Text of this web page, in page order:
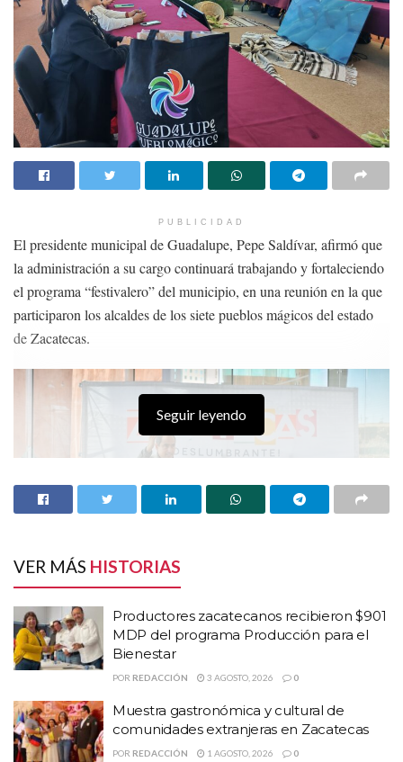
PUBLICIDAD
El presidente municipal de Guadalupe, Pepe Saldívar, afirmó que
la administración a su cargo continuará trabajando y fortaleciendo
el programa “festivalero” del municipio, en una reunión en la que
participaron los alcaldes de los siete pueblos mágicos del estado
de Zacatecas.
HISTORIAS RELACIONADAS
Productores zacatecanos recibieron $901 MDP
del programa Producción para el Bienestar
Seguir leyendo
VER MÁS HISTORIAS
Productores zacatecanos recibieron $901
MDP del programa Producción para el
Bienestar
POR REDACCIÓN 3 AGOSTO, 2026 0
Muestra gastronómica y cultural de
comunidades extranjeras en Zacatecas
POR REDACCIÓN 1 AGOSTO, 2026 0